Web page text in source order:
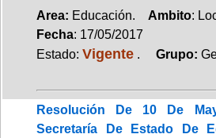
Area: Educación. Ambito:
Fecha: 17/05/2017
Estado: Vigente . Grupo:
Resolución De 10 De
Secretaría De Estado De